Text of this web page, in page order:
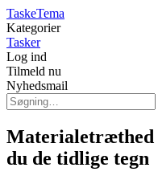
TaskeTema
Kategorier
Tasker
Log ind
Tilmeld nu
Nyhedsmail
Materialetræthed
du de tidlige tegn